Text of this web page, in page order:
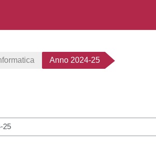
Anno 2024-25